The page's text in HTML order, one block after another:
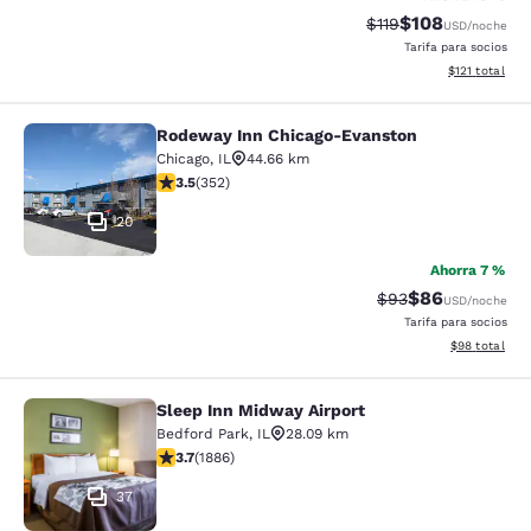
Tarifa tachada:
$119Tarifa reducida:
$108USD/noche
Tarifa para socios
Ver detalles
$121 total
Rodeway Inn Chicago-Evanston
20
Rodeway Inn Chicago-Evanston
Chicago, IL
44.66 km
Calificación de 3.47 estrellas. Bueno. 352 reseñas
3.5(352)
Ahorra 7 %
Tarifa tachada:
$93Tarifa
$86USD/noche
Tarifa para socios
Ver detalles
$98 total
Sleep Inn Midway Airport
37
Sleep Inn Midway Airport
Bedford Park, IL
28.09 km
Calificación de 3.71 estrellas. Bueno. 1886 reseñas
3.7(1886)